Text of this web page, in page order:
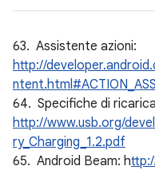
63. Assistente azioni:
http://
64. Specifiche di
http://www.usb.org/
ry_Charging_1.2.pdf
65. Android Beam: h